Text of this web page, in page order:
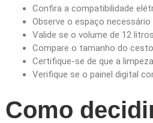
Confira a compatibilidade
Observe o espaço
Valide se o volume de 12
Compare o tamanho do
Certifique-se de que a
Verifique se o painel digital
Como